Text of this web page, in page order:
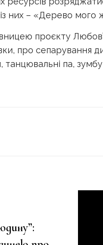
них – «Дерево мого
проєкту
про сепарування
танцювальні па,